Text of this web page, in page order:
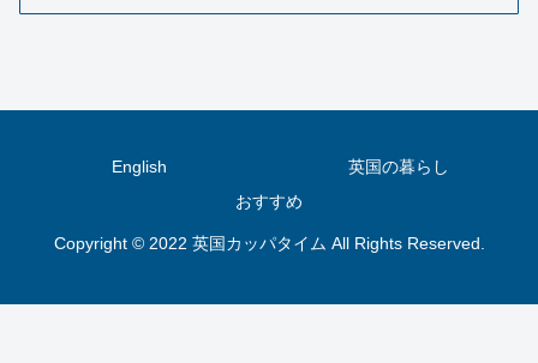
English
英国の暮らし
おすすめ
Copyright © 2022 英国カッパタイム All Rights Reserved.